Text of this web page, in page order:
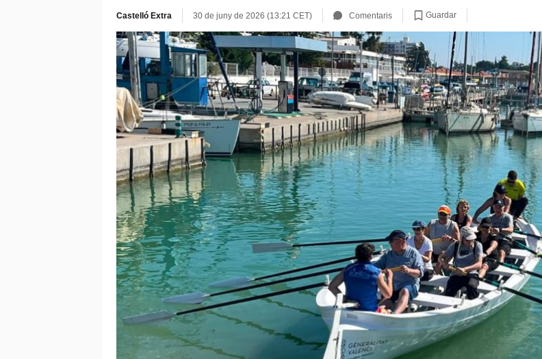
Castelló Extra 30 de juny de 2026 (13:21 CET) Comentaris Guardar